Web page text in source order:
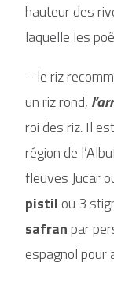
hauteur des
laquelle les
– le riz
un riz rond,
roi des riz.Il
région de
fleuves Jucar
pistilou 3
safranpar
espagnol pour